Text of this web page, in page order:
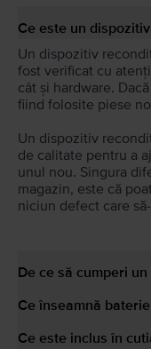
Ce este un
Un dispozitiv
fost verificat cu
cât și hardware.
fiind folosite piese
Un dispozitiv
de calitate pentru a
unul nou. Singura
magazin, este că
niciun defect care
De ce să cumperi
Ce înseamnă
Ce este inclus în